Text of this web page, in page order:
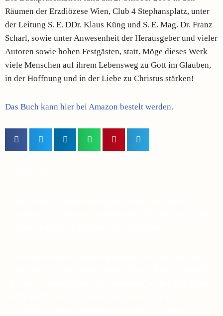
Räumen der Erzdiözese Wien, Club 4 Stephansplatz, unter
der Leitung S. E. DDr. Klaus Küng und S. E. Mag. Dr. Franz
Scharl, sowie unter Anwesenheit der Herausgeber und vieler
Autoren sowie hohen Festgästen, statt. Möge dieses Werk
viele Menschen auf ihrem Lebensweg zu Gott im Glauben,
in der Hoffnung und in der Liebe zu Christus stärken!
Das Buch kann hier bei Amazon bestelt werden.